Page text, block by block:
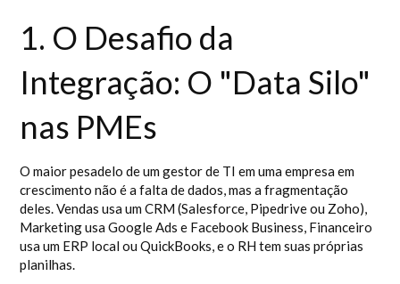
1. O Desafio da
Integração: O "Data Silo"
nas PMEs
O maior pesadelo de um gestor de TI em uma empresa em
crescimento não é a falta de dados, mas a fragmentação
deles. Vendas usa um CRM (Salesforce, Pipedrive ou Zoho),
Marketing usa Google Ads e Facebook Business, Financeiro
usa um ERP local ou QuickBooks, e o RH tem suas próprias
planilhas.